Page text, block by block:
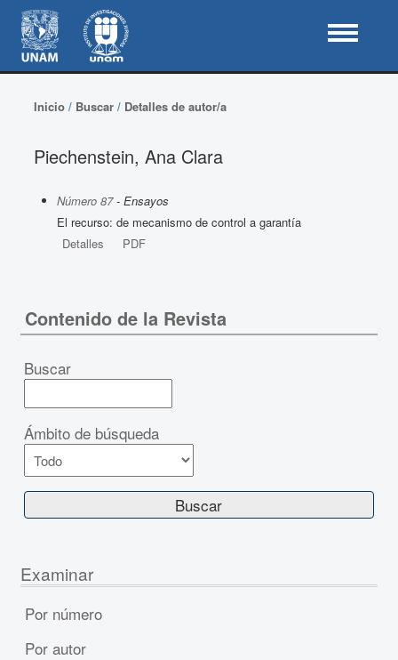
Inicio/ Buscar/ Detalles de autor/a
Piechenstein, Ana Clara
Número 87- Ensayos
El recurso: de mecanismo de control a garantía
Detalles
PDF
Contenido de la Revista
Buscar
Ámbito de búsqueda
Examinar
Por número
Por autor